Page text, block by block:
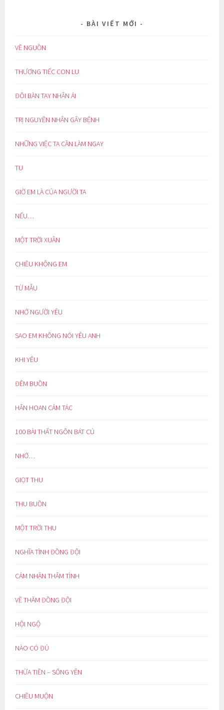
BÀI VIẾT MỚI
VỀ NGUỒN
THƯƠNG TIẾC CON LU
ĐÔI BÀN TAY NHÂN ÁI
TRỊ NGUYÊN NHÂN GÂY BỆNH
NHỮNG VIỆC TA CẦN LÀM NGAY
TU
GIỜ EM LÀ CỦA NGƯỜI TA
NẾU…
MỘT TRỜI XUÂN
CHIỀU KHÔNG EM
TỪ MẪU
NHỚ NGƯỜI YÊU
SAO EM KHÔNG NÓI YÊU ANH
KHI YÊU
ĐÊM BUỒN
HÂN HOAN CẢM TÁC
100 BÀI THẤT NGÔN BÁT CÚ
NHỚ…
GIỌT THU
THU BUỒN
MỘT TRỜI THU
NGHĨA TÌNH ĐỒNG ĐỘI
CẢM NHẬN THÂM TÌNH
VỀ THĂM ĐỒNG ĐỘI
HỘI NGỘ
NÀO CÓ ĐỦ
THỪA TIỀN – SỐNG YÊN
CHIỀU MUỘN